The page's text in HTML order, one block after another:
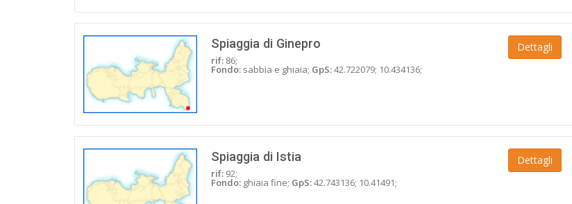
Spiaggia di Ginepro
rif:86;
Fondo:sabbia e ghiaia; GpS:42.722079; 10.434136;
Dettagli
Spiaggia di Istia
rif:92;
Fondo:ghiaia fine; GpS:42.743136; 10.41491;
Dettagli